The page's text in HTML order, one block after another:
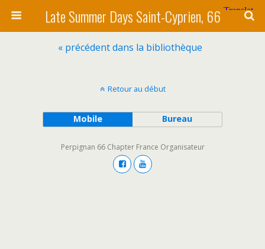
Late Summer Days Saint-Cyprien, 66
« précédent dans la bibliothèque
Retour au début
Mobile Bureau
Perpignan 66 Chapter France Organisateur